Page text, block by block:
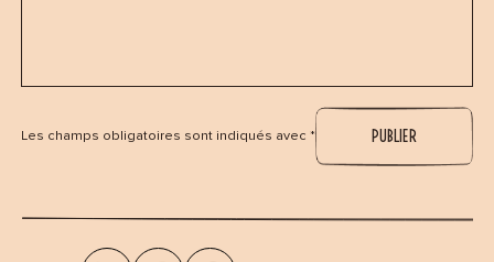
Les champs obligatoires sont indiqués avec *